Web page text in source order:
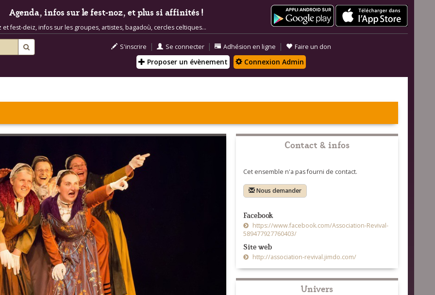
Agenda, infos sur le fest-noz, et plus si affinités !
fest-deiz, infos sur les groupes, artistes, bagadoù, cercles celtiques...
S'inscrire | Se connecter | Adhésion en ligne | Faire un don
Proposer un évènement Connexion Admin
Contact & infos
Cet ensemble n'a pas fourni de contact.
Nous demander
Facebook
https://www.facebook.com/Association-Revival-
589477927760403/
Site web
http://association-revival.jimdo.com/
Univers